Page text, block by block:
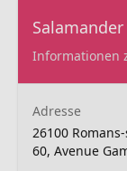
Informationen
Adresse
26100
60, Avenue